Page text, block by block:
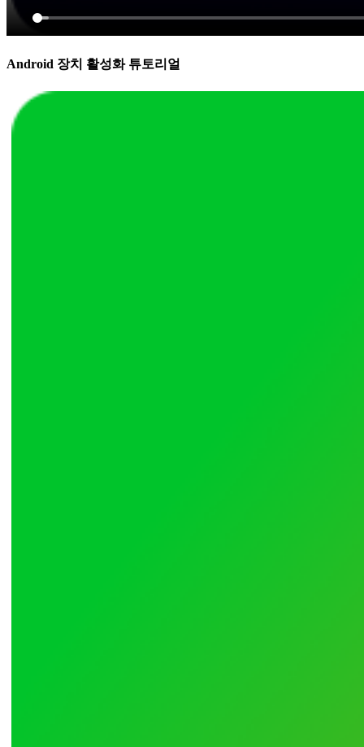
Android 장치 활성화 튜토리얼